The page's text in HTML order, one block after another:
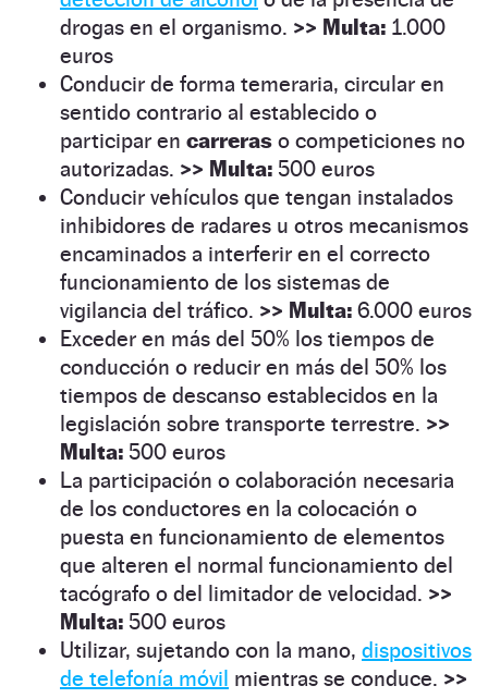
drogas en el organismo. >> Multa: 1.000
euros
Conducir de forma temeraria, circular en
sentido contrario al establecido o
participar en carreras o competiciones no
autorizadas. >> Multa: 500 euros
Conducir vehículos que tengan instalados
inhibidores de radares u otros mecanismos
encaminados a interferir en el correcto
funcionamiento de los sistemas de
vigilancia del tráfico. >> Multa: 6.000 euros
Exceder en más del 50% los tiempos de
conducción o reducir en más del 50% los
tiempos de descanso establecidos en la
legislación sobre transporte terrestre. >>
Multa: 500 euros
La participación o colaboración necesaria
de los conductores en la colocación o
puesta en funcionamiento de elementos
que alteren el normal funcionamiento del
tacógrafo o del limitador de velocidad. >>
Multa: 500 euros
Utilizar, sujetando con la mano, dispositivos
de telefonía móvil mientras se conduce. >>